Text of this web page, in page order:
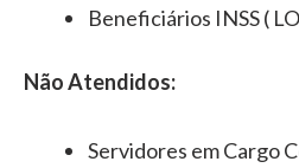
Beneficiários INSS (
Não Atendidos:
Servidores em Cargo